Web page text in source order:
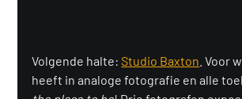
Volgende halte: Studio Baxton . Voor
heeft in analoge fotografie en alle